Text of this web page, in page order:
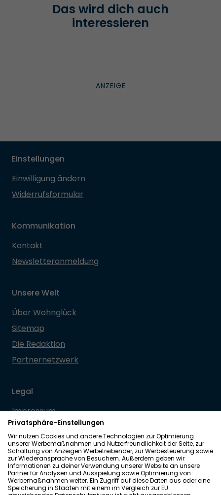
Das wird dich auch
interessieren
Einstellungen
Einwilligung ändern
Widerrufsformular
Kommunikation
Kontakt
Newsletteranmeldung
Unsere Welt
Über Wohnglück
Sitemap
Die Redaktion
Partnernetzwerk
Legal
Impressum
Datenschutz
Allgemeine Geschäftsbedingungen
Barrierefreiheit